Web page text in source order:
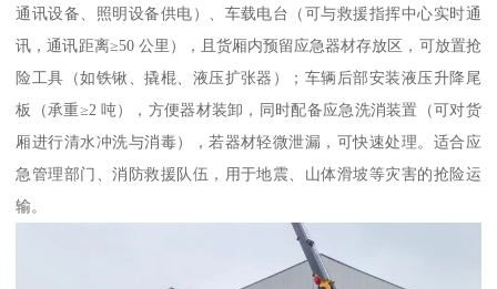
通讯设备、照明设备供电）、车载电台（可与救援指挥中心实时通
讯，通讯距离≥50 公里），且货厢内预留应急器材存放区，可放置抢
险工具（如铁锹、撬棍、液压扩张器）；车辆后部安装液压升降尾
板（承重≥2 吨），方便器材装卸，同时配备应急洗消装置（可对货
厢进行清水冲洗与消毒），若器材轻微泄漏，可快速处理。适合应
急管理部门、消防救援队伍，用于地震、山体滑坡等灾害的抢险运
输。​